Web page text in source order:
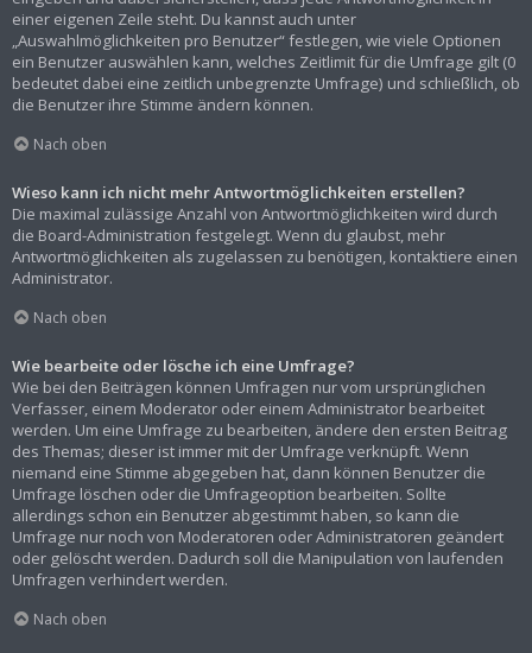
einer eigenen Zeile steht. Du kannst auch unter
„Auswahlmöglichkeiten pro Benutzer“ festlegen, wie viele Optionen
ein Benutzer auswählen kann, welches Zeitlimit für die Umfrage gilt (0
bedeutet dabei eine zeitlich unbegrenzte Umfrage) und schließlich, ob
die Benutzer ihre Stimme ändern können.
Nach oben
Wieso kann ich nicht mehr Antwortmöglichkeiten erstellen?
Die maximal zulässige Anzahl von Antwortmöglichkeiten wird durch
die Board-Administration festgelegt. Wenn du glaubst, mehr
Antwortmöglichkeiten als zugelassen zu benötigen, kontaktiere einen
Administrator.
Nach oben
Wie bearbeite oder lösche ich eine Umfrage?
Wie bei den Beiträgen können Umfragen nur vom ursprünglichen
Verfasser, einem Moderator oder einem Administrator bearbeitet
werden. Um eine Umfrage zu bearbeiten, ändere den ersten Beitrag
des Themas; dieser ist immer mit der Umfrage verknüpft. Wenn
niemand eine Stimme abgegeben hat, dann können Benutzer die
Umfrage löschen oder die Umfrageoption bearbeiten. Sollte
allerdings schon ein Benutzer abgestimmt haben, so kann die
Umfrage nur noch von Moderatoren oder Administratoren geändert
oder gelöscht werden. Dadurch soll die Manipulation von laufenden
Umfragen verhindert werden.
Nach oben